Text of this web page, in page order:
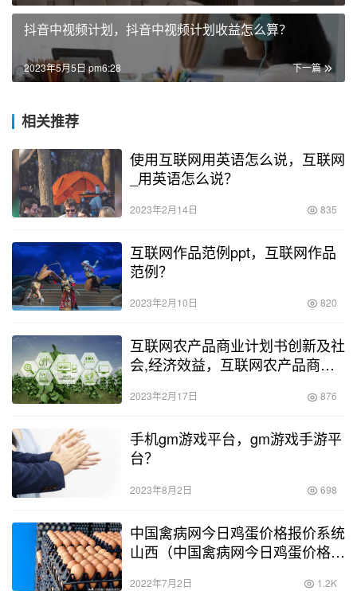
抖音中视频计划，抖音中视频计划收益怎么算？
下一篇
2023年5月5日 pm6:28
相关推荐
使用互联网用英语怎么说，互联网
_用英语怎么说？
2023年2月14日 835
互联网作品范例ppt，互联网作品
范例？
2023年2月10日 820
互联网农产品商业计划书创新及社
会,经济效益，互联网农产品商业
2023年2月17日 876
手机gm游戏平台，gm游戏手游平
台？
2023年8月2日 698
中国禽病网今日鸡蛋价格报价系统
山西（中国禽病网今日鸡蛋价格报
2022年7月2日 1.2K